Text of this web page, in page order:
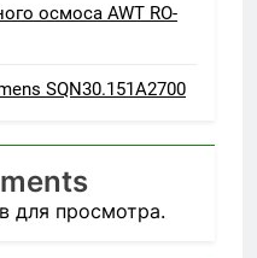
осмоса AWT RO-
SQN30.151A2700
для просмотра.